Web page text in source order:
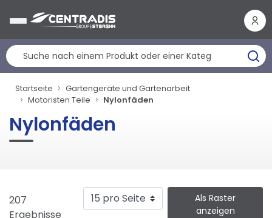
Startseite
Gartengeräte und Gartenarbeit
Motoristen Teile
Nylonfäden
Nylonfäden
207
Ergebnisse
Als Raster
anzeigen